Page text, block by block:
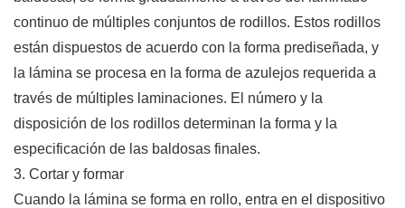
continuo de múltiples conjuntos de rodillos. Estos rodillos
están dispuestos de acuerdo con la forma prediseñada, y
la lámina se procesa en la forma de azulejos requerida a
través de múltiples laminaciones. El número y la
disposición de los rodillos determinan la forma y la
especificación de las baldosas finales.
3. Cortar y formar
Cuando la lámina se forma en rollo, entra en el dispositivo